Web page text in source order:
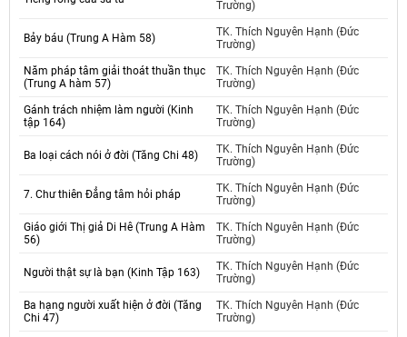
Trường)
Bảy báu (Trung A Hàm 58)
TK. Thích Nguyên Hạnh (Đức
Trường)
Năm pháp tâm giải thoát thuần thục
(Trung A hàm 57)
TK. Thích Nguyên Hạnh (Đức
Trường)
Gánh trách nhiệm làm người (Kinh
tập 164)
TK. Thích Nguyên Hạnh (Đức
Trường)
Ba loại cách nói ở đời (Tăng Chi 48)
TK. Thích Nguyên Hạnh (Đức
Trường)
7. Chư thiên Đẳng tâm hỏi pháp
TK. Thích Nguyên Hạnh (Đức
Trường)
Giáo giới Thị giả Di Hê (Trung A Hàm
56)
TK. Thích Nguyên Hạnh (Đức
Trường)
Người thật sự là bạn (Kinh Tập 163)
TK. Thích Nguyên Hạnh (Đức
Trường)
Ba hạng người xuất hiện ở đời (Tăng
Chi 47)
TK. Thích Nguyên Hạnh (Đức
Trường)